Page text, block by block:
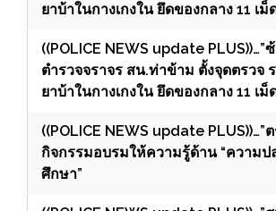
ยาบ้าในกางเกงใน ยึดของกลาง 11 เม็
((POLICE NEWS update
ตำรวจจราจร สน.ท่าข้าม ตั้งจุดตรวจ
ยาบ้าในกางเกงใน ยึดของกลาง 11 เม็
((POLICE NEWS update
กิจกรรมอบรมให้ความรู้ด้าน “ความ
ศึกษา”